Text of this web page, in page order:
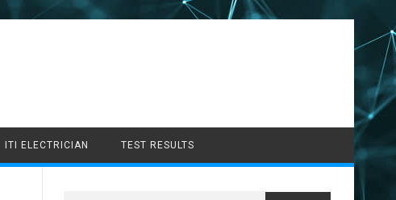
ITI ELECTRICIAN TEST RESULTS